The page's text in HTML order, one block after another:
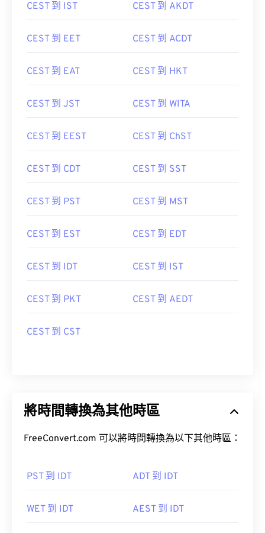
CEST 到 IST CEST 到 AKDT
CEST 到 EET CEST 到 ACDT
CEST 到 EAT CEST 到 HKT
CEST 到 JST CEST 到 WITA
CEST 到 EEST CEST 到 ChST
CEST 到 CDT CEST 到 SST
CEST 到 PST CEST 到 MST
CEST 到 EST CEST 到 EDT
CEST 到 IDT CEST 到 IST
CEST 到 PKT CEST 到 AEDT
CEST 到 CST
將時間轉換為其他時區
FreeConvert.com 可以將時間轉換為以下其他時區：
PST 到 IDT ADT 到 IDT
WET 到 IDT AEST 到 IDT